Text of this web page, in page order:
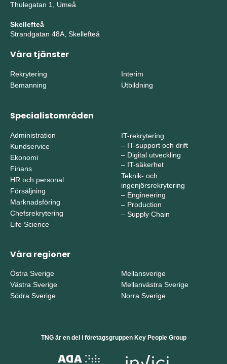
Thulegatan 1, Umeå
Skellefteå
Strandgatan 48A, Skellefteå
Våra tjänster
Rekrytering
Bemanning
Interim
Utbildning
Specialistområden
Administration
Kundservice
Ekonomi
Finans
HR och personal
Försäljning
Marknadsföring
Chefsrekrytering
Life Science
IT-rekrytering
– IT-support och drift
– Digital utveckling
– IT-säkerhet
Teknik- och
ingenjörsrekrytering
– Engineering
– Production
– Supply Chain
Våra regioner
Östra Sverige
Västra Sverige
Södra Sverige
Mellansverige
Mellanvästra Sverige
Norra Sverige
TNG är en del i företagsgruppen Key People Group